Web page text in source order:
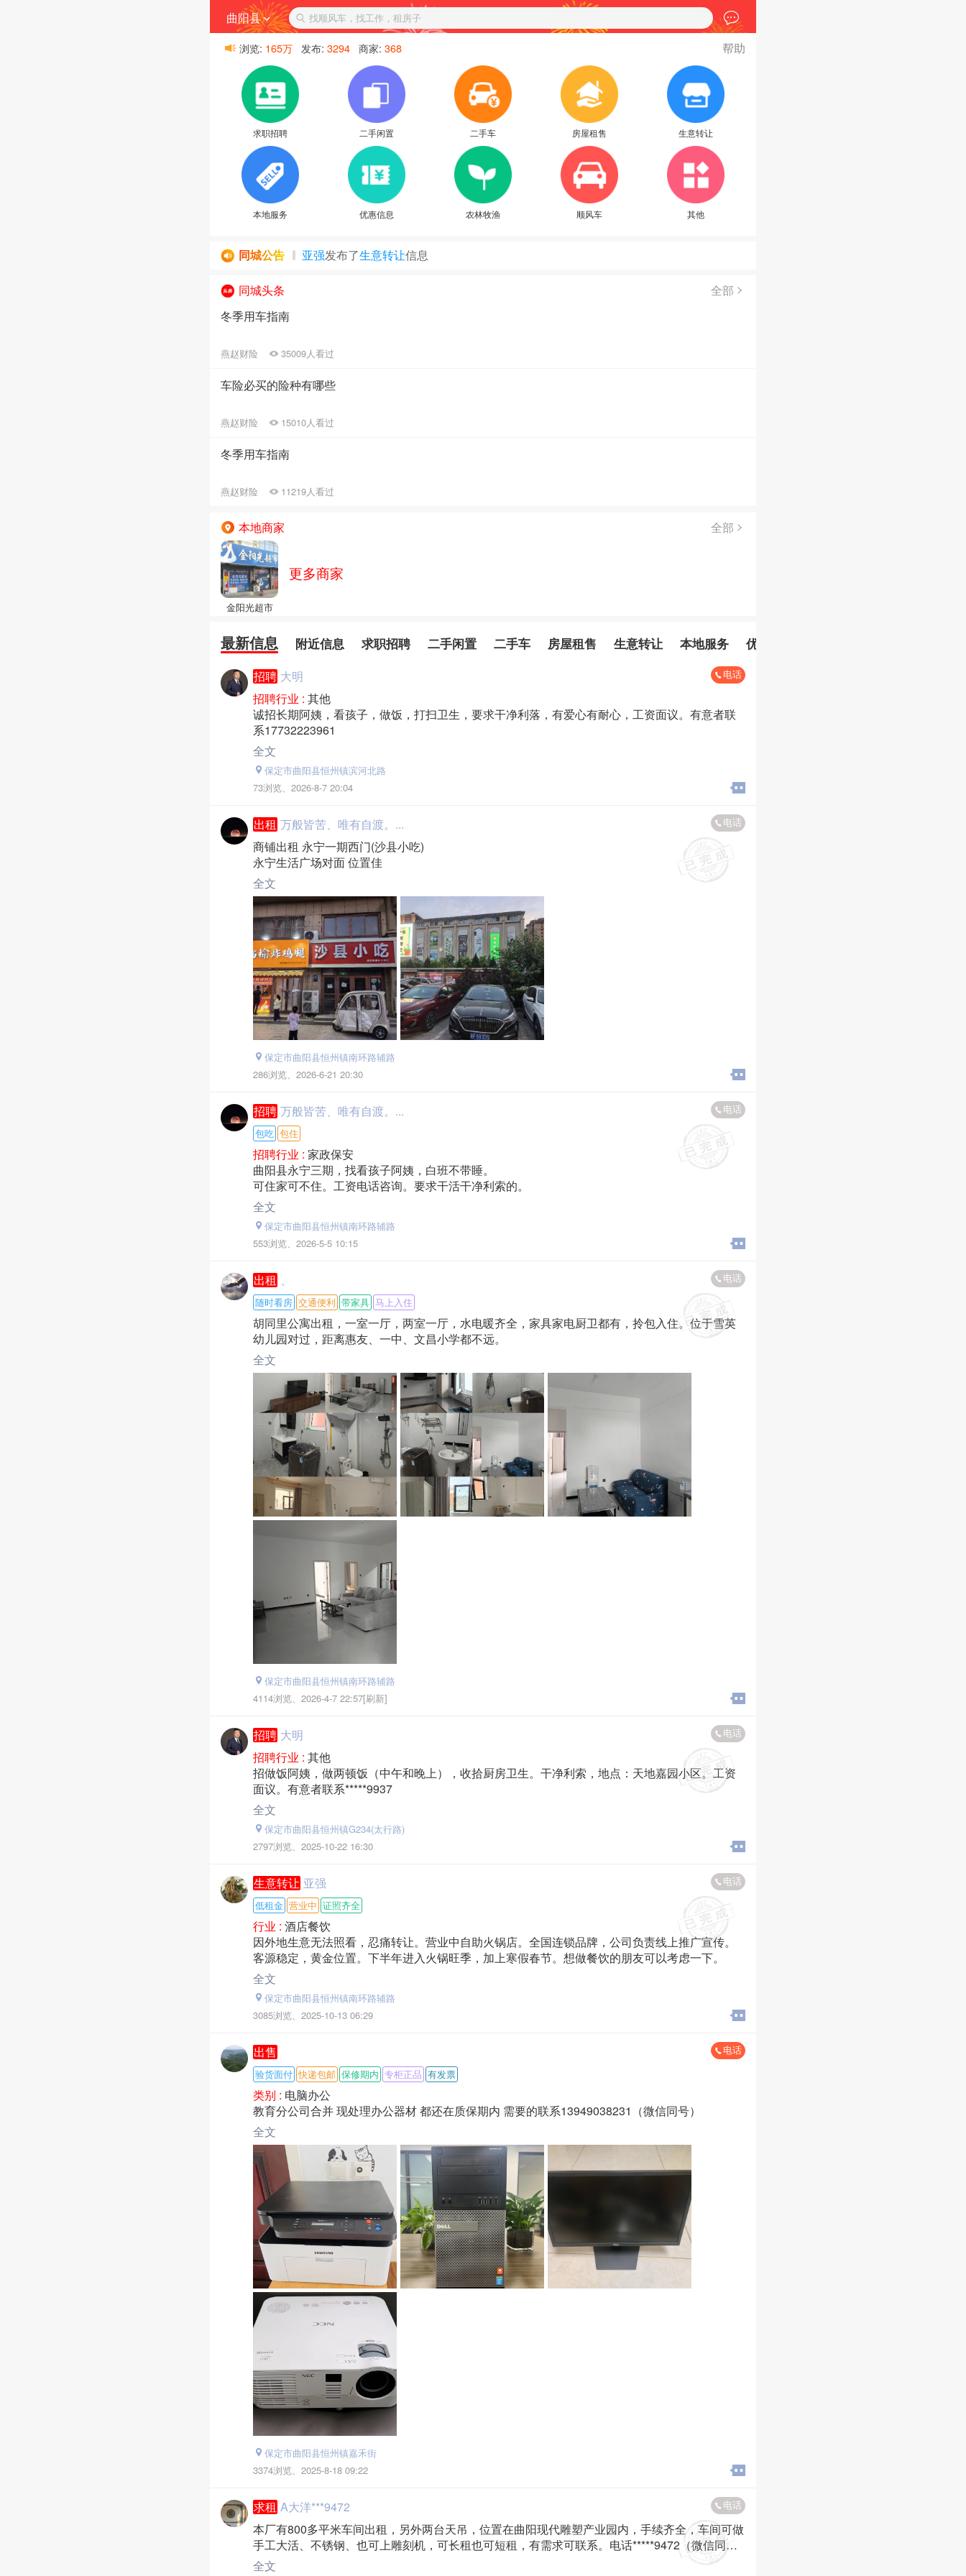
曲阳县 找顺风车，找工作，租房子
浏览: 165万 发布: 3294 商家: 368 帮助
求职招聘 二手闲置 二手车 房屋租售 生意转让
本地服务 优惠信息 农林牧渔 顺风车 其他
同城公告 亚强发布了 生意转让 信息
同城头条
全部
冬季用车指南
燕赵财险 35009人看过
车险必买的险种有哪些
燕赵财险 15010人看过
冬季用车指南
燕赵财险 11219人看过
本地商家 全部
金阳光超市
更多商家
最新信息 附近信息 求职招聘 二手闲置 二手车 房屋租售 生意转让 本地服务 优惠信息
招聘 大明 电话
招聘行业 : 其他
诚招长期阿姨，看孩子，做饭，打扫卫生，要求干净利落，有爱心有耐心，工资面议。有意者联
系17732223961
全文
保定市曲阳县恒州镇滨河北路
73浏览、 2026-8-7 20:04
出租 万般皆苦、唯有自渡。... 电话
商铺出租 永宁一期西门(沙县小吃)
永宁生活广场对面 位置佳
全文
保定市曲阳县恒州镇南环路辅路
286浏览、 2026-6-21 20:30
招聘 万般皆苦、唯有自渡。...
电话
包吃 包住
招聘行业 : 家政保安
曲阳县永宁三期，找看孩子阿姨，白班不带睡。
可住家可不住。工资电话咨询。要求干活干净利索的。
全文
保定市曲阳县恒州镇南环路辅路
553浏览、 2026-5-5 10:15
出租
电话
随时看房 交通便利 带家具 马上入住
胡同里公寓出租，一室一厅，两室一厅，水电暖齐全，家具家电厨卫都有，拎包入住。位于雪英
幼儿园对过，距离惠友、一中、文昌小学都不远。
全文
保定市曲阳县恒州镇南环路辅路
4114浏览、 2026-4-7 22:57[刷新]
招聘 大明 电话
招聘行业 : 其他
招做饭阿姨，做两顿饭（中午和晚上），收拾厨房卫生。干净利索，地点：天地嘉园小区。工资
面议。有意者联系*****9937
全文
保定市曲阳县恒州镇G234(太行路)
2797浏览、 2025-10-22 16:30
生意转让 亚强
电话
低租金 营业中 证照齐全
行业 : 酒店餐饮
因外地生意无法照看，忍痛转让。营业中自助火锅店。全国连锁品牌，公司负责线上推广宣传。
客源稳定，黄金位置。下半年进入火锅旺季，加上寒假春节。想做餐饮的朋友可以考虑一下。
全文
保定市曲阳县恒州镇南环路辅路
3085浏览、 2025-10-13 06:29
出售
电话
验货面付 快递包邮 保修期内 专柜正品 有发票
类别 : 电脑办公
教育分公司合并 现处理办公器材 都还在质保期内 需要的联系13949038231（微信同号）
全文
保定市曲阳县恒州镇嘉禾街
3374浏览、 2025-8-18 09:22
求租 A大洋***9472 电话
本厂有800多平米车间出租，另外两台天吊，位置在曲阳现代雕塑产业园内，手续齐全，车间可做
手工大活、不锈钢、也可上雕刻机，可长租也可短租，有需求可联系。电话*****9472（微信同
步）
全文